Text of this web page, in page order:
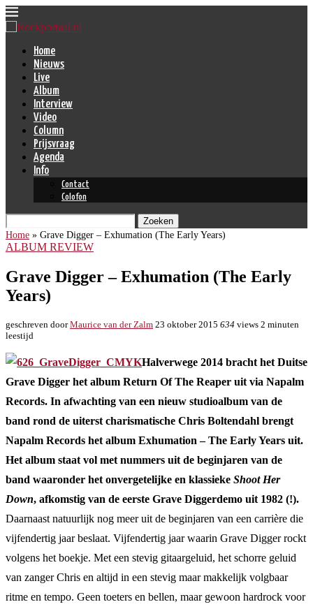
Home
Nieuws
Live
Album
Interview
Video
Column
Prijsvraag
Agenda
Info
Contact
Colofon
Zoeken
Home » Grave Digger – Exhumation (The Early Years)
ALBUM REVIEW
Grave Digger – Exhumation (The Early
Years)
geschreven doorMaurice van der Zalm 23 oktober 2015 634 views 2 minuten
leestijd
Halverwege 2014 bracht het Duitse
Grave Digger het album Return Of The Reaper uit via Napalm
Records. In afwachting van een nieuw studioalbum van de
band rond de uiterst charismatische Chris Boltendahl brengt
Napalm Records het album Exhumation – The Early Years uit.
Het album staat vol met nummers uit de beginjaren van de
band waaronder het onvergetelijke en klassieke Shoot Her
Down, afkomstig van de eerste Grave Diggerdemo uit 1982 (!).
Daarnaast natuurlijk nog meer uit de beginjaren van een carrière die
vijfendertig jaar beslaat. Vijfendertig jaar waarin Grave Digger rockt
volgens het boekje. Met een stevig gitaargeluid, het schorre geluid
van zanger Chris en altijd in een stevig maar makkelijk volgbaar
ritme en tempo. Geen toeters en bellen, maar gewoon hardrock voor